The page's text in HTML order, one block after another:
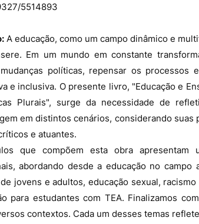
5514893
A educação, como um campo dinâmico e
Em um mundo em constante
políticas, repensar os processos
e inclusiva. O presente livro, "Educação e
Plurais", surge da necessidade de
em distintos cenários, considerando
e atuantes.
que compõem esta obra apresentam
abordando desde a educação no
jovens e adultos, educação sexual,
para estudantes com TEA. Finalizamos
contextos. Cada um desses temas